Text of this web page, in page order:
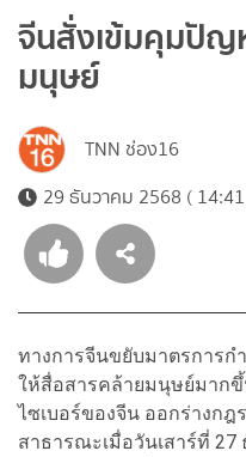
จีนสั่งเข้มคุมปัญ
มนุษย์
TNN ช่อง16
29 ธันวาคม 2568 (
ทางการจีนขยับมาตรการ
ให้สื่อสารคล้ายมนุษย์มาก
ไซเบอร์ของจีน ออกร่างกฎ
สาธารณะเมื่อวันเสาร์ที่